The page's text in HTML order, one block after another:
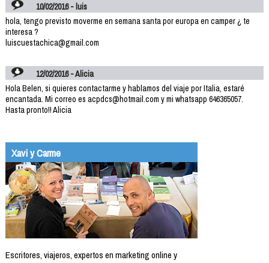
10/02/2016 - luis
hola, tengo previsto moverme en semana santa por europa en camper ¿ te
interesa ?
luiscuestachica@gmail.com
12/02/2016 - Alicia
Hola Belen, si quieres contactarme y hablamos del viaje por Italia, estaré
encantada. Mi correo es acpdcs@hotmail.com y mi whatsapp 646365057.
Hasta pronto!! Alicia
Xavi y Carme
Escritores, viajeros, expertos en marketing online y